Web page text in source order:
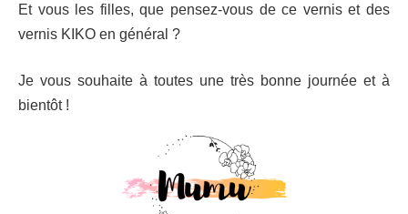
Et vous les filles, que pensez-vous de ce vernis et des
vernis KIKO en général ?
Je vous souhaite à toutes une très bonne journée et à
bientôt !